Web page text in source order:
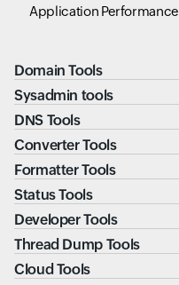
Application Performance
Domain Tools
Sysadmin tools
DNS Tools
Converter Tools
Formatter Tools
Status Tools
Developer Tools
Thread Dump Tools
Cloud Tools